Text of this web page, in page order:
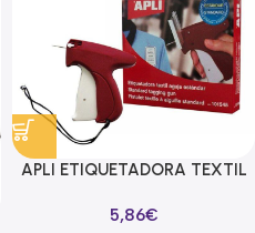
APLI ETIQUETADORA TEXTIL
5,86€